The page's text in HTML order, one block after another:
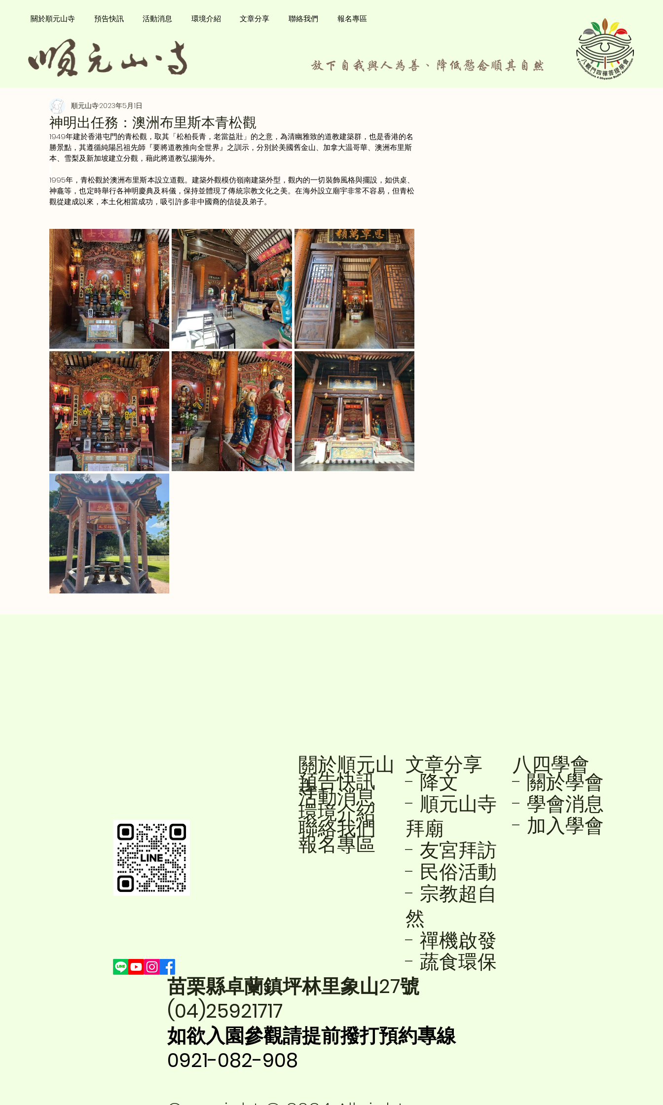
關於順元山寺 預告快訊 活動消息 環境介紹 文章分享 聯絡我們 報名專區
神明出任務：澳洲布里斯本青松觀
順元山寺2023年5月1日
1949年建於香港屯門的青松觀，取其「松柏長青，老當益壯」的之意，為清幽雅致的道教建築群，也是香港的名
勝景點，其遵循純陽呂祖先師『要將道教推向全世界』之訓示，分別於美國舊金山、加拿大温哥華、澳洲布里斯
本、雪梨及新加坡建立分觀，藉此將道教弘揚海外。
1995年，青松觀於澳洲布里斯本設立道觀。建築外觀模仿嶺南建築外型，觀內的一切裝飾風格與擺設，如供桌、
神龕等，也定時舉行各神明慶典及科儀，保持並體現了傳統宗教文化之美。在海外設立廟宇非常不容易，但青松
觀從建成以來，本土化相當成功，吸引許多非中國裔的信徒及弟子。
關於順元山
寺
文章分享 八四學會
預告快訊
活動消息
環境介紹
聯絡我們
報名專區
- 降文
- 順元山寺
拜廟
- 友宮拜訪
- 民俗活動
- 宗教超自
然
- 禪機啟發
- 蔬食環保
- 關於學會
- 學會消息
- 加入學會
苗栗縣卓蘭鎮坪林里象山27號
(04)25921717
如欲入園參觀請提前撥打預約專線
0921-082-908